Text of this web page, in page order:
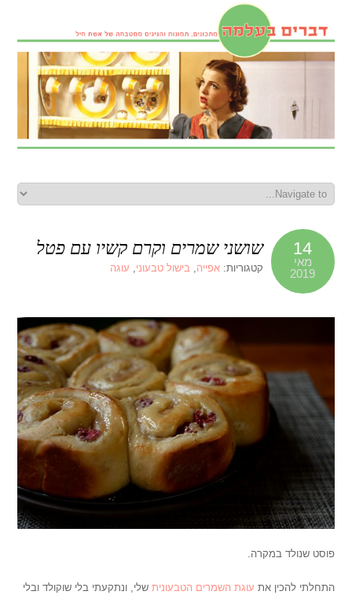
14
מאי
2019
שושני שמרים וקרם קשיו עם פטל
קטגוריות:אפייה,בישול טבעוני, עוגה
פוסט שנולד במקרה.
התחלתי להכין את עוגת השמרים הטבעונית שלי, ונתקעתי בלי שוקולד ובלי